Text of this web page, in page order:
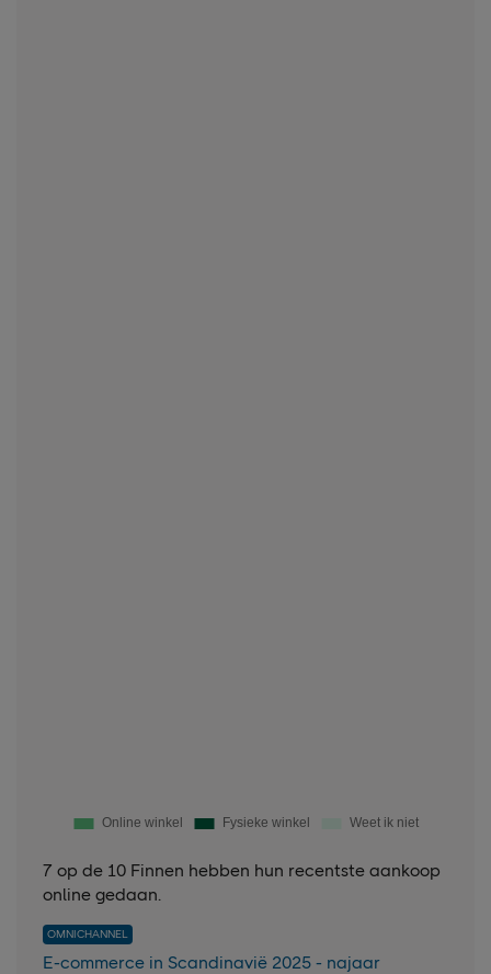
7 op de 10 Finnen hebben hun recentste aankoop
online gedaan.
OMNICHANNEL
E-commerce in Scandinavië 2025 - najaar